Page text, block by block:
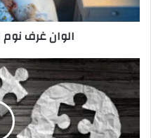
الوان غرف نوم